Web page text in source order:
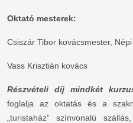
Oktató mesterek:
Csiszár Tibor kovácsmester,
Vass Krisztián kovács
Részvételi díj mindkét
foglalja az oktatás és a
„turistaház” színvonalú